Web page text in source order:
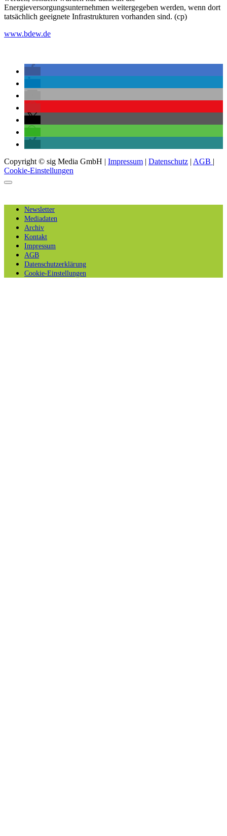
Energieversorgungsunternehmen weitergegeben werden, wenn dort
tatsächlich geeignete Infrastrukturen vorhanden sind. (cp)
www.bdew.de
Copyright © sig Media GmbH | Impressum | Datenschutz | AGB |
Cookie-Einstellungen
Newsletter
Mediadaten
Archiv
Kontakt
Impressum
AGB
Datenschutzerklärung
Cookie-Einstellungen